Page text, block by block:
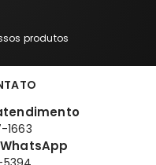
produtos
1663